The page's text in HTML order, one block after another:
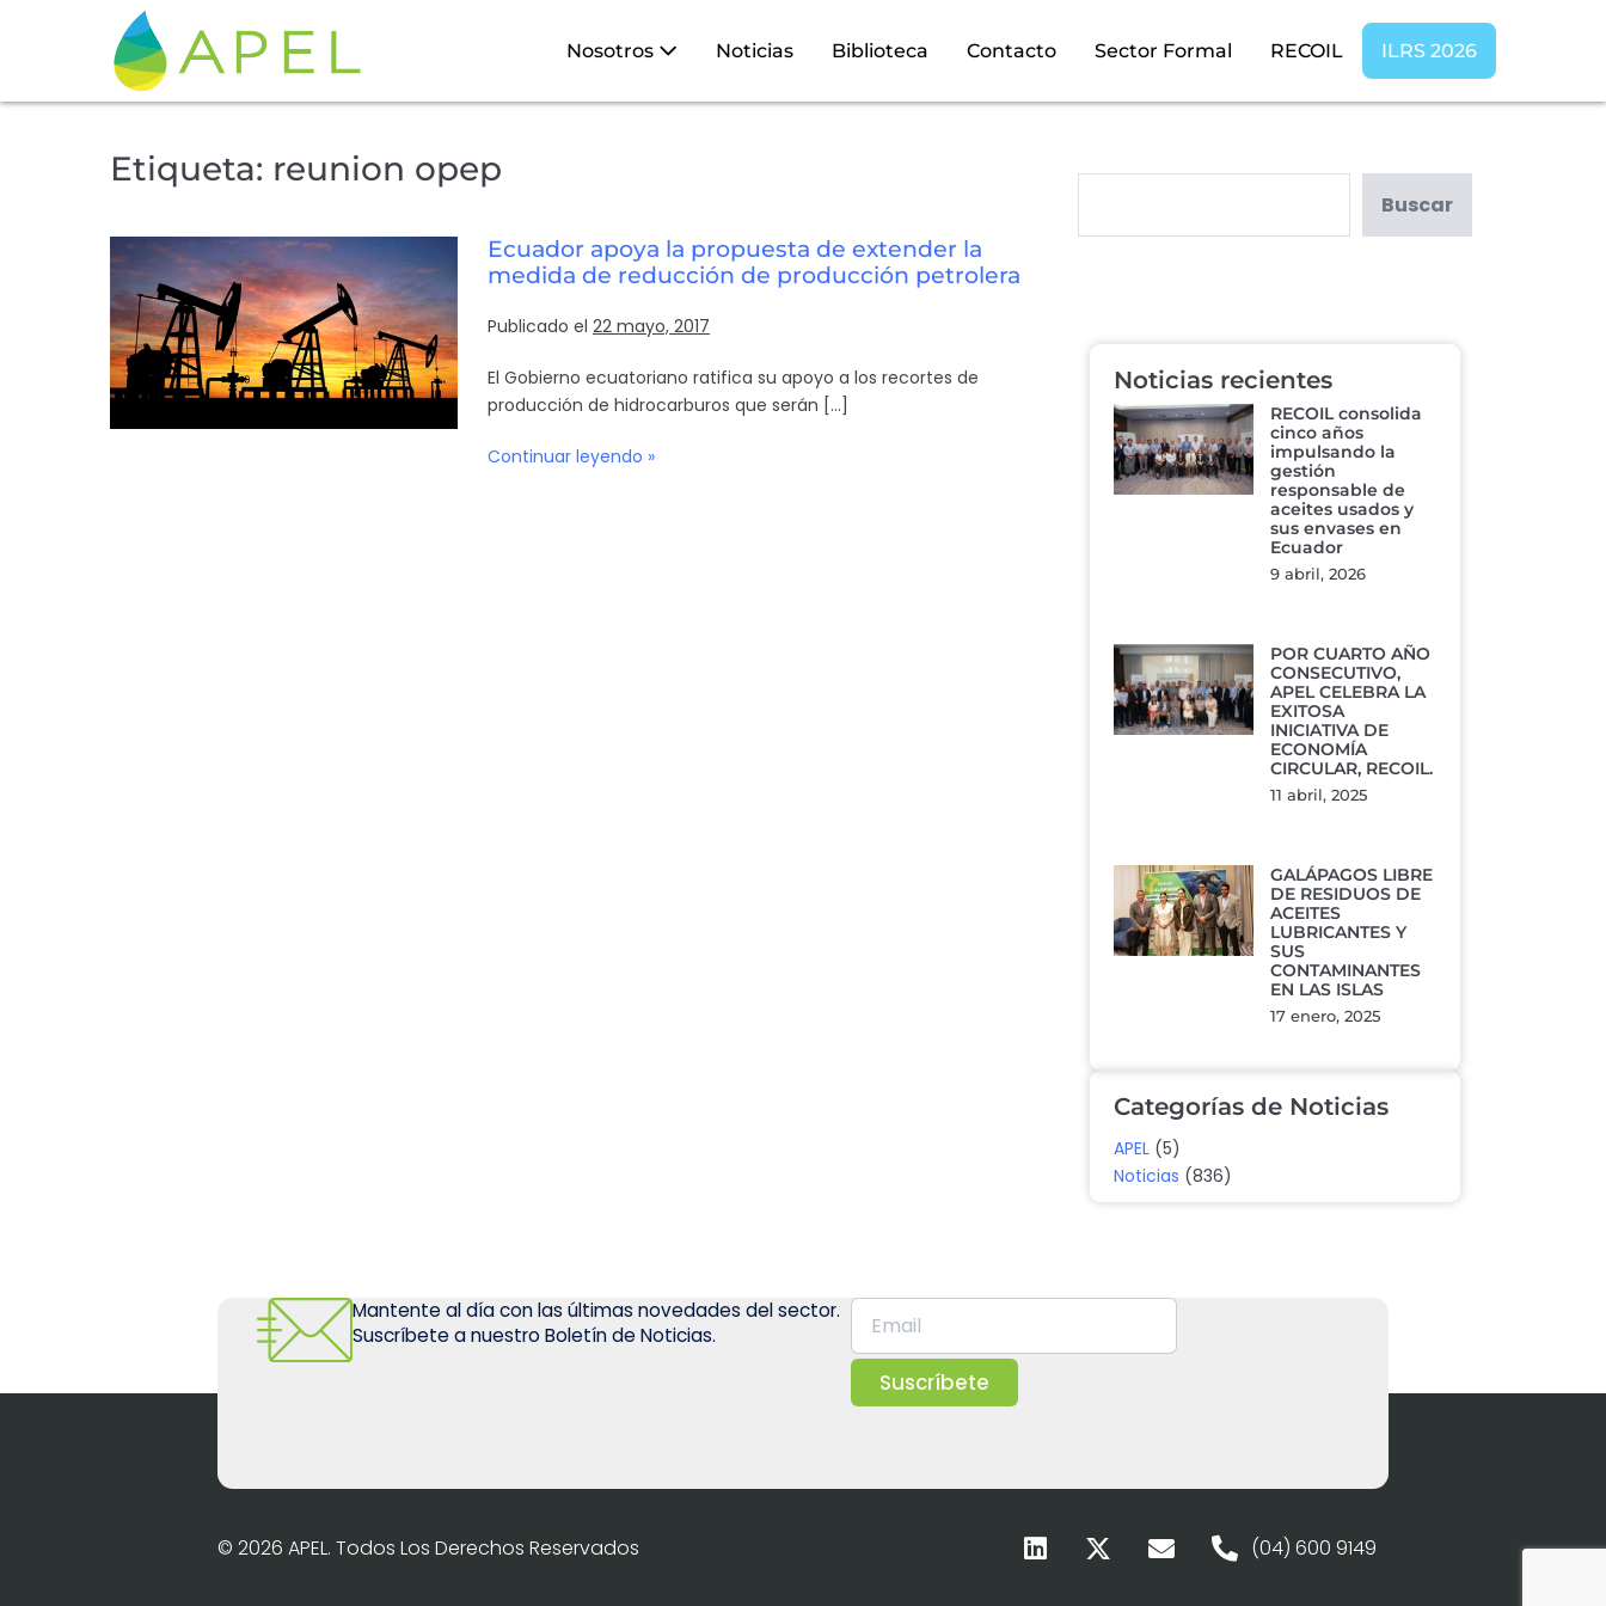
Nosotros Noticias Biblioteca Contacto Sector Formal RECOIL ILRS 2026
Etiqueta: reunion opep
Ecuador apoya la propuesta de extender la
medida de reducción de producción petrolera
Publicado el 22 mayo, 2017
El Gobierno ecuatoriano ratifica su apoyo a los recortes de
producción de hidrocarburos que serán […]
Continuar leyendo »
Buscar
Noticias recientes
RECOIL consolida
cinco años
impulsando la
gestión
responsable de
aceites usados y
sus envases en
Ecuador
9 abril, 2026
POR CUARTO AÑO
CONSECUTIVO,
APEL CELEBRA LA
EXITOSA
INICIATIVA DE
ECONOMÍA
CIRCULAR, RECOIL.
11 abril, 2025
GALÁPAGOS LIBRE
DE RESIDUOS DE
ACEITES
LUBRICANTES Y
SUS
CONTAMINANTES
EN LAS ISLAS
17 enero, 2025
Categorías de Noticias
APEL(5)
Noticias (836)
Mantente al día con las últimas novedades del sector.
Suscríbete a nuestro Boletín de Noticias.
Suscríbete
© 2026 APEL. Todos Los Derechos Reservados (04) 600 9149